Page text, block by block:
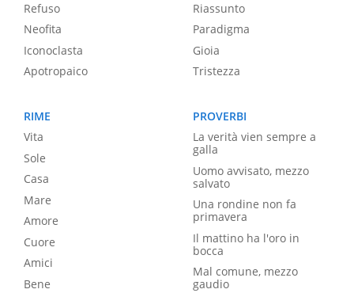
Refuso
Neofita
Iconoclasta
Apotropaico
Riassunto
Paradigma
Gioia
Tristezza
RIME
Vita
Sole
Casa
Mare
Amore
Cuore
Amici
Bene
PROVERBI
La verità vien sempre a
galla
Uomo avvisato, mezzo
salvato
Una rondine non fa
primavera
Il mattino ha l'oro in
bocca
Mal comune, mezzo
gaudio